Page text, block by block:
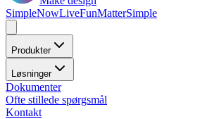
SimpleNowLiveFunMatterSimple
Produkter
Løsninger
Dokumenter
Ofte stillede spørgsmål
Kontakt